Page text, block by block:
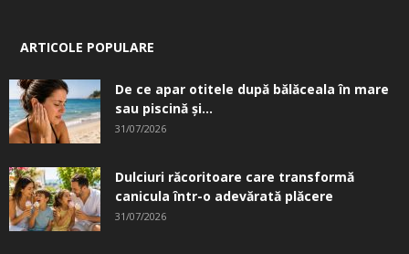
ARTICOLE POPULARE
De ce apar otitele după bălăceala în mare
sau piscină și...
31/07/2026
Dulciuri răcoritoare care transformă
canicula într-o adevărată plăcere
31/07/2026